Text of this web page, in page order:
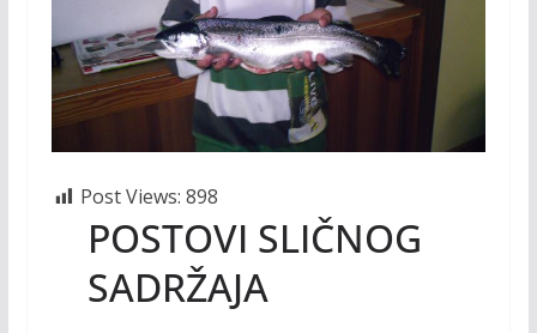
Post Views: 898
POSTOVI SLIČNOG
SADRŽAJA